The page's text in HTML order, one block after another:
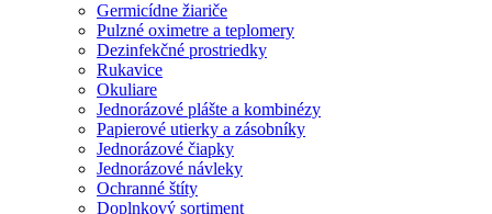
Germicídne žiariče
Pulzné oximetre a teplomery
Dezinfekčné prostriedky
Rukavice
Okuliare
Jednorázové plášte a kombinézy
Papierové utierky a zásobníky
Jednorázové čiapky
Jednorázové návleky
Ochranné štíty
Doplnkový sortiment